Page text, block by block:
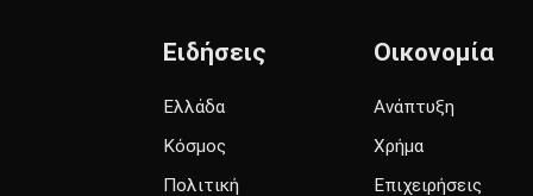
Ειδήσεις
Ελλάδα
Κόσμος
Πολιτική
Οικονομία
Ανάπτυξη
Χρήμα
Επιχειρήσεις